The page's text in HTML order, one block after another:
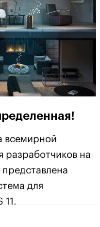
всемирной
разработчиков на
для
11,